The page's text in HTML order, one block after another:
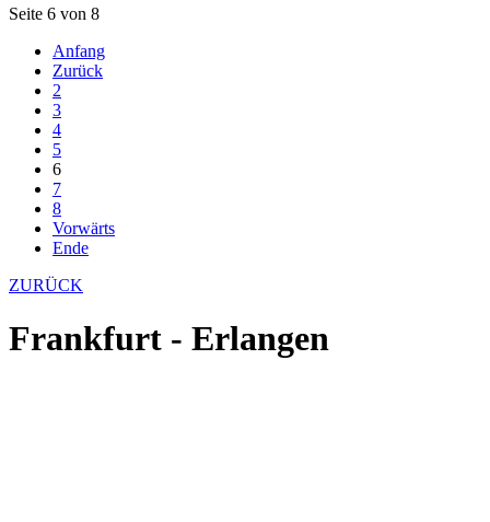
Seite 6 von 8
Anfang
Zurück
2
3
4
5
6
7
8
Vorwärts
Ende
ZURÜCK
Frankfurt - Erlangen